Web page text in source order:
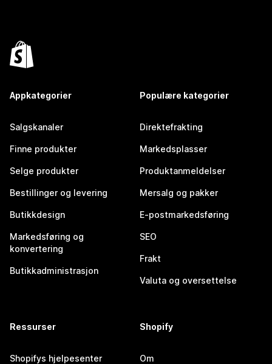
Appkategorier
Salgskanaler
Finne produkter
Selge produkter
Bestillinger og levering
Butikkdesign
Markedsføring og
konvertering
Butikkadministrasjon
Populære kategorier
Direktefrakting
Markedsplasser
Produktanmeldelser
Mersalg og pakker
E-postmarkedsføring
SEO
Frakt
Valuta og oversettelse
Ressurser
Shopifys hjelpesenter
Shopify
Om